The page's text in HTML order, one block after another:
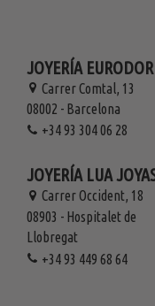
JOYERÍA EURODOR
Carrer Comtal, 13
08002 - Barcelona
+34 93 304 06 28
JOYERÍA LUA
Carrer Occident, 18
08903 - Hospitalet de
Llobregat
+34 93 449 68 64